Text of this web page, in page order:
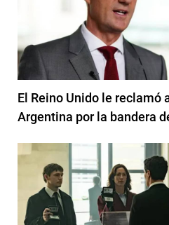
El Reino Unido le reclamó
Argentina por la bandera